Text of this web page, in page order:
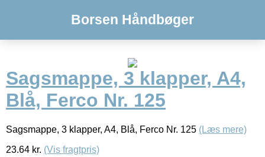
Borsen Håndbøger
Sagsmappe, 3 klapper, A4,
Blå, Ferco Nr. 125
Sagsmappe, 3 klapper, A4, Blå, Ferco Nr. 125 (Læs mere)
23.64 kr. (Vis fragtpris)